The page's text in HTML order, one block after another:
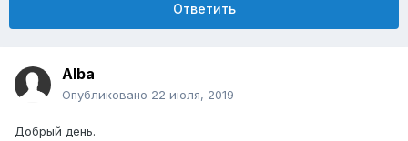
Ответить
Alba
Опубликовано 22 июля, 2019
Добрый день.